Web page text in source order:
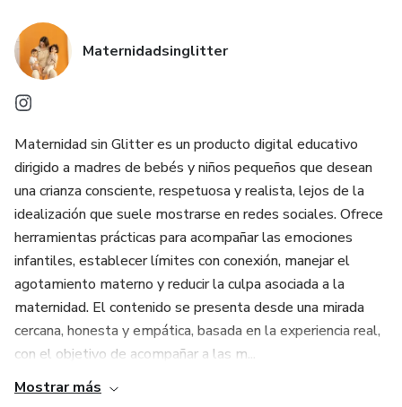
Maternidadsinglitter
Maternidad sin Glitter es un producto digital educativo
dirigido a madres de bebés y niños pequeños que desean
una crianza consciente, respetuosa y realista, lejos de la
idealización que suele mostrarse en redes sociales. Ofrece
herramientas prácticas para acompañar las emociones
infantiles, establecer límites con conexión, manejar el
agotamiento materno y reducir la culpa asociada a la
maternidad. El contenido se presenta desde una mirada
cercana, honesta y empática, basada en la experiencia real,
con el objetivo de acompañar a las m...
Mostrar más